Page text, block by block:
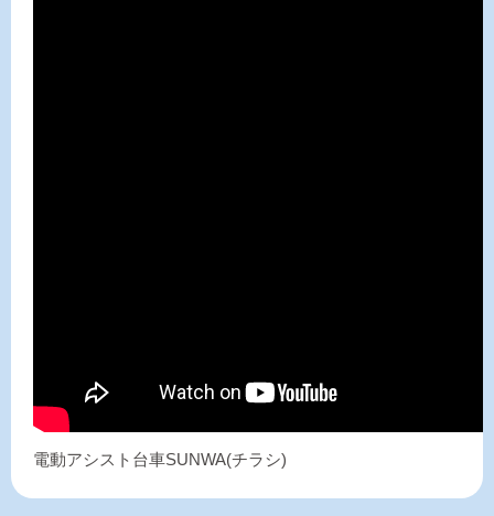
電動アシスト台車SUNWA(チラシ)